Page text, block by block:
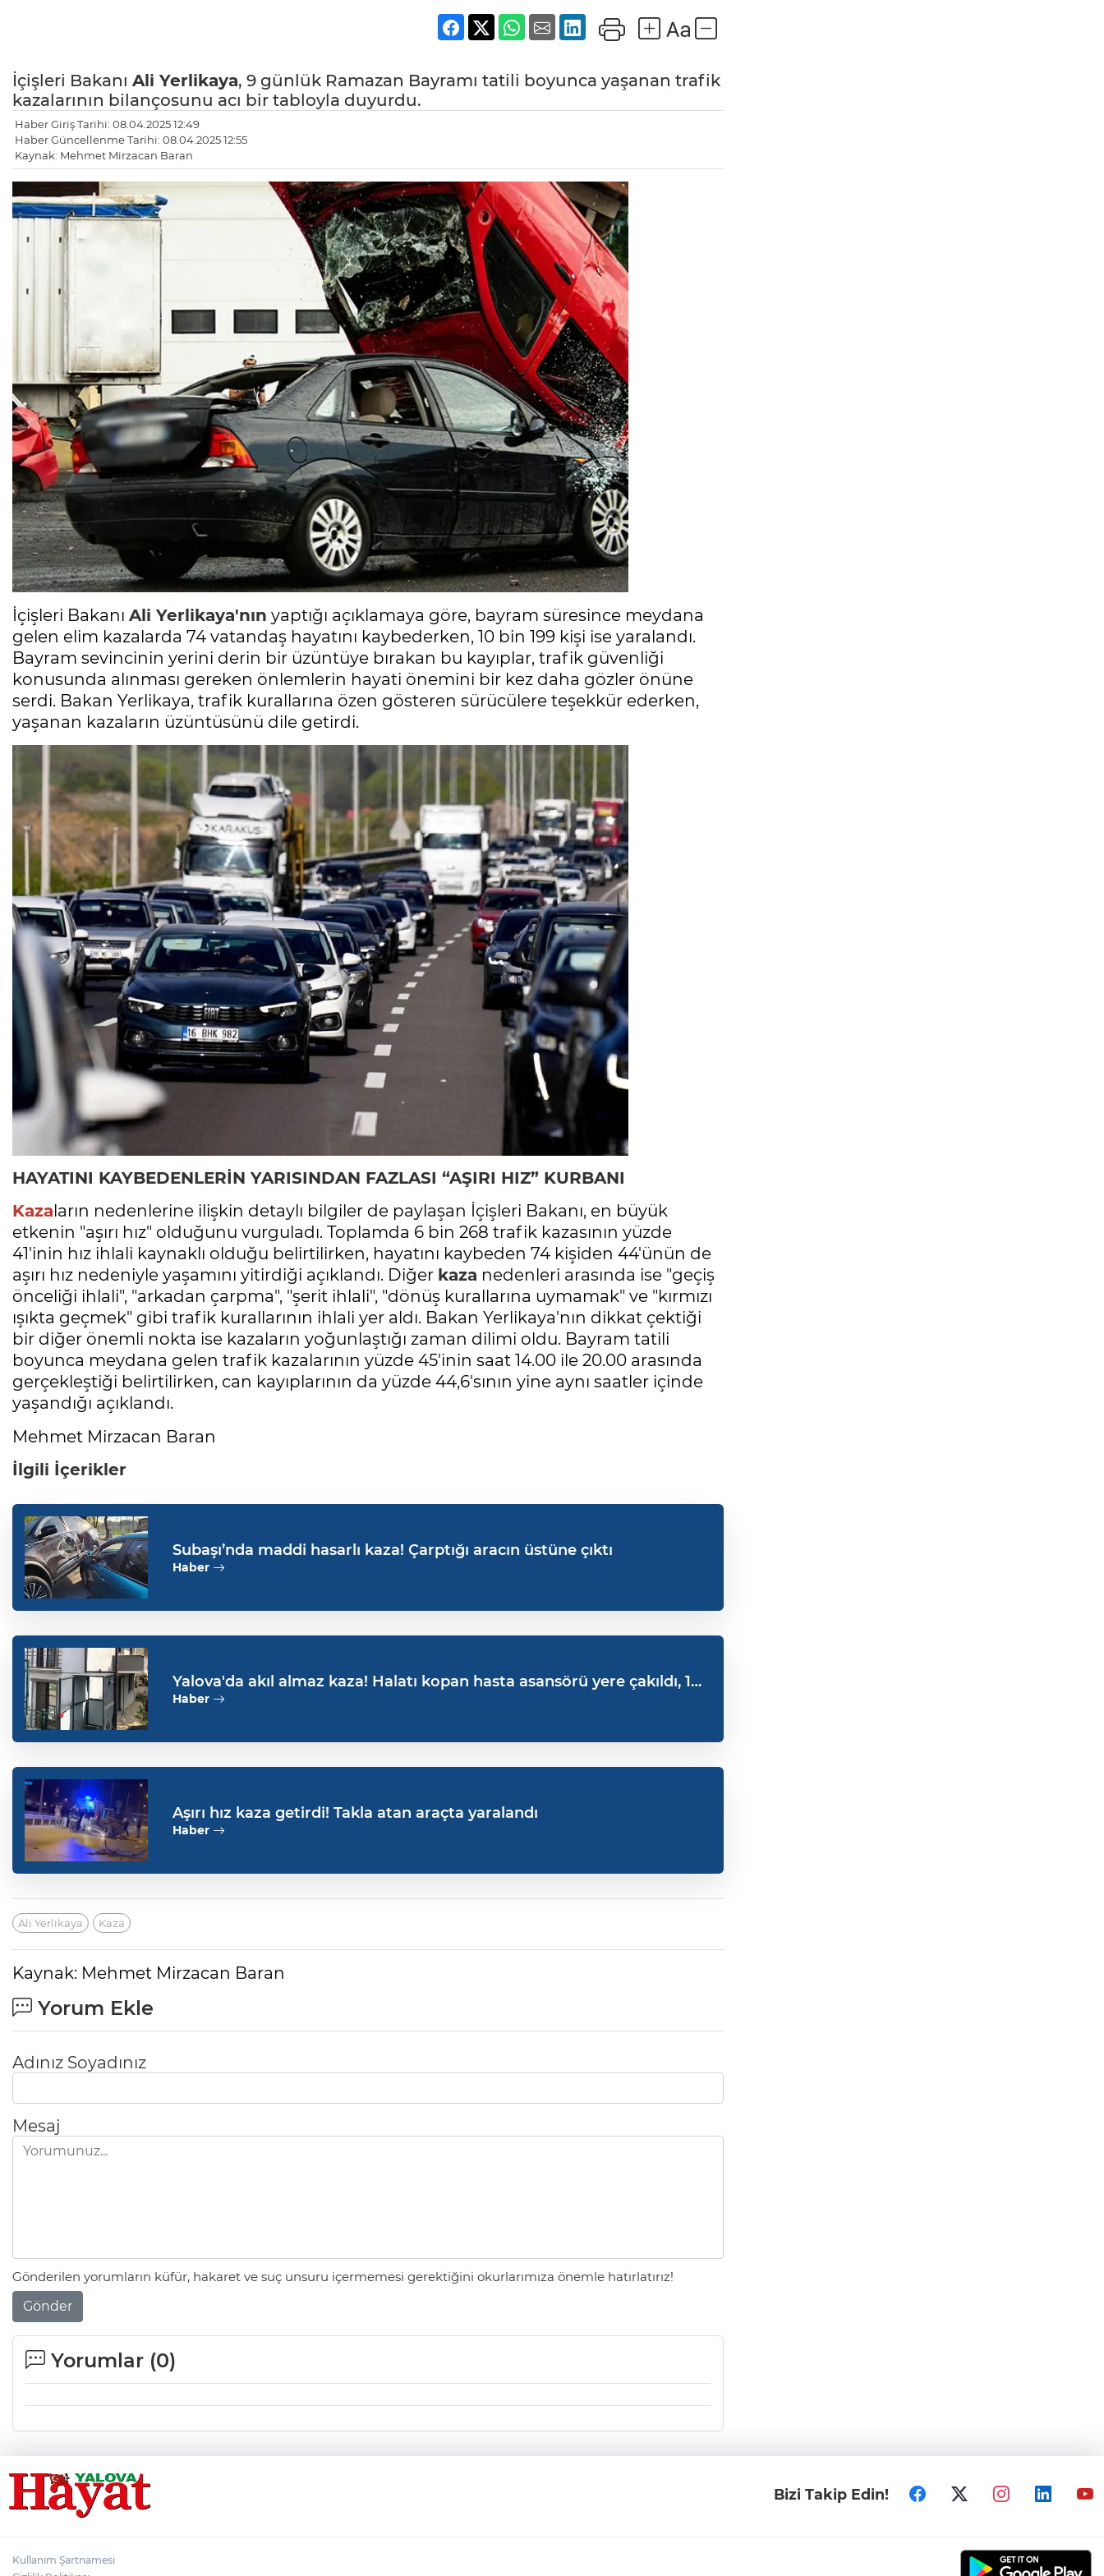
İçişleri Bakanı Ali Yerlikaya, 9 günlük Ramazan Bayramı tatili boyunca yaşanan trafik
kazalarının bilançosunu acı bir tabloyla duyurdu.
Haber Giriş Tarihi: 08.04.2025 12:49
Haber Güncellenme Tarihi: 08.04.2025 12:55
Kaynak: Mehmet Mirzacan Baran
İçişleri Bakanı Ali Yerlikaya'nın yaptığı açıklamaya göre, bayram süresince meydana
gelen elim kazalarda 74 vatandaş hayatını kaybederken, 10 bin 199 kişi ise yaralandı.
Bayram sevincinin yerini derin bir üzüntüye bırakan bu kayıplar, trafik güvenliği
konusunda alınması gereken önlemlerin hayati önemini bir kez daha gözler önüne
serdi. Bakan Yerlikaya, trafik kurallarına özen gösteren sürücülere teşekkür ederken,
yaşanan kazaların üzüntüsünü dile getirdi.
HAYATINI KAYBEDENLERİN YARISINDAN FAZLASI “AŞIRI HIZ” KURBANI
Kaza ların nedenlerine ilişkin detaylı bilgiler de paylaşan İçişleri Bakanı, en büyük
etkenin "aşırı hız" olduğunu vurguladı. Toplamda 6 bin 268 trafik kazasının yüzde
41'inin hız ihlali kaynaklı olduğu belirtilirken, hayatını kaybeden 74 kişiden 44'ünün de
aşırı hız nedeniyle yaşamını yitirdiği açıklandı. Diğer kaza nedenleri arasında ise "geçiş
önceliği ihlali", "arkadan çarpma", "şerit ihlali", "dönüş kurallarına uymamak" ve "kırmızı
ışıkta geçmek" gibi trafik kurallarının ihlali yer aldı. Bakan Yerlikaya'nın dikkat çektiği
bir diğer önemli nokta ise kazaların yoğunlaştığı zaman dilimi oldu. Bayram tatili
boyunca meydana gelen trafik kazalarının yüzde 45'inin saat 14.00 ile 20.00 arasında
gerçekleştiği belirtilirken, can kayıplarının da yüzde 44,6'sının yine aynı saatler içinde
yaşandığı açıklandı.
Mehmet Mirzacan Baran
İlgili İçerikler
Subaşı’nda maddi hasarlı kaza! Çarptığı aracın üstüne çıktı
Haber
Yalova'da akıl almaz kaza! Halatı kopan hasta asansörü yere çakıldı, 1
yaralı
Haber
Aşırı hız kaza getirdi! Takla atan araçta yaralandı
Haber
Ali Yerlikaya Kaza
Kaynak: Mehmet Mirzacan Baran
Yorum Ekle
Adınız Soyadınız
Mesaj
Gönderilen yorumların küfür, hakaret ve suç unsuru içermemesi gerektiğini okurlarımıza önemle hatırlatırız!
Gönder
Yorumlar (0)
Bizi Takip Edin!
Kullanım Şartnamesi